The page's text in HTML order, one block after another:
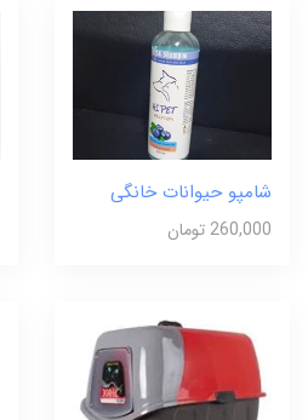
شامپو حیوانات خانگی
260,000 تومان